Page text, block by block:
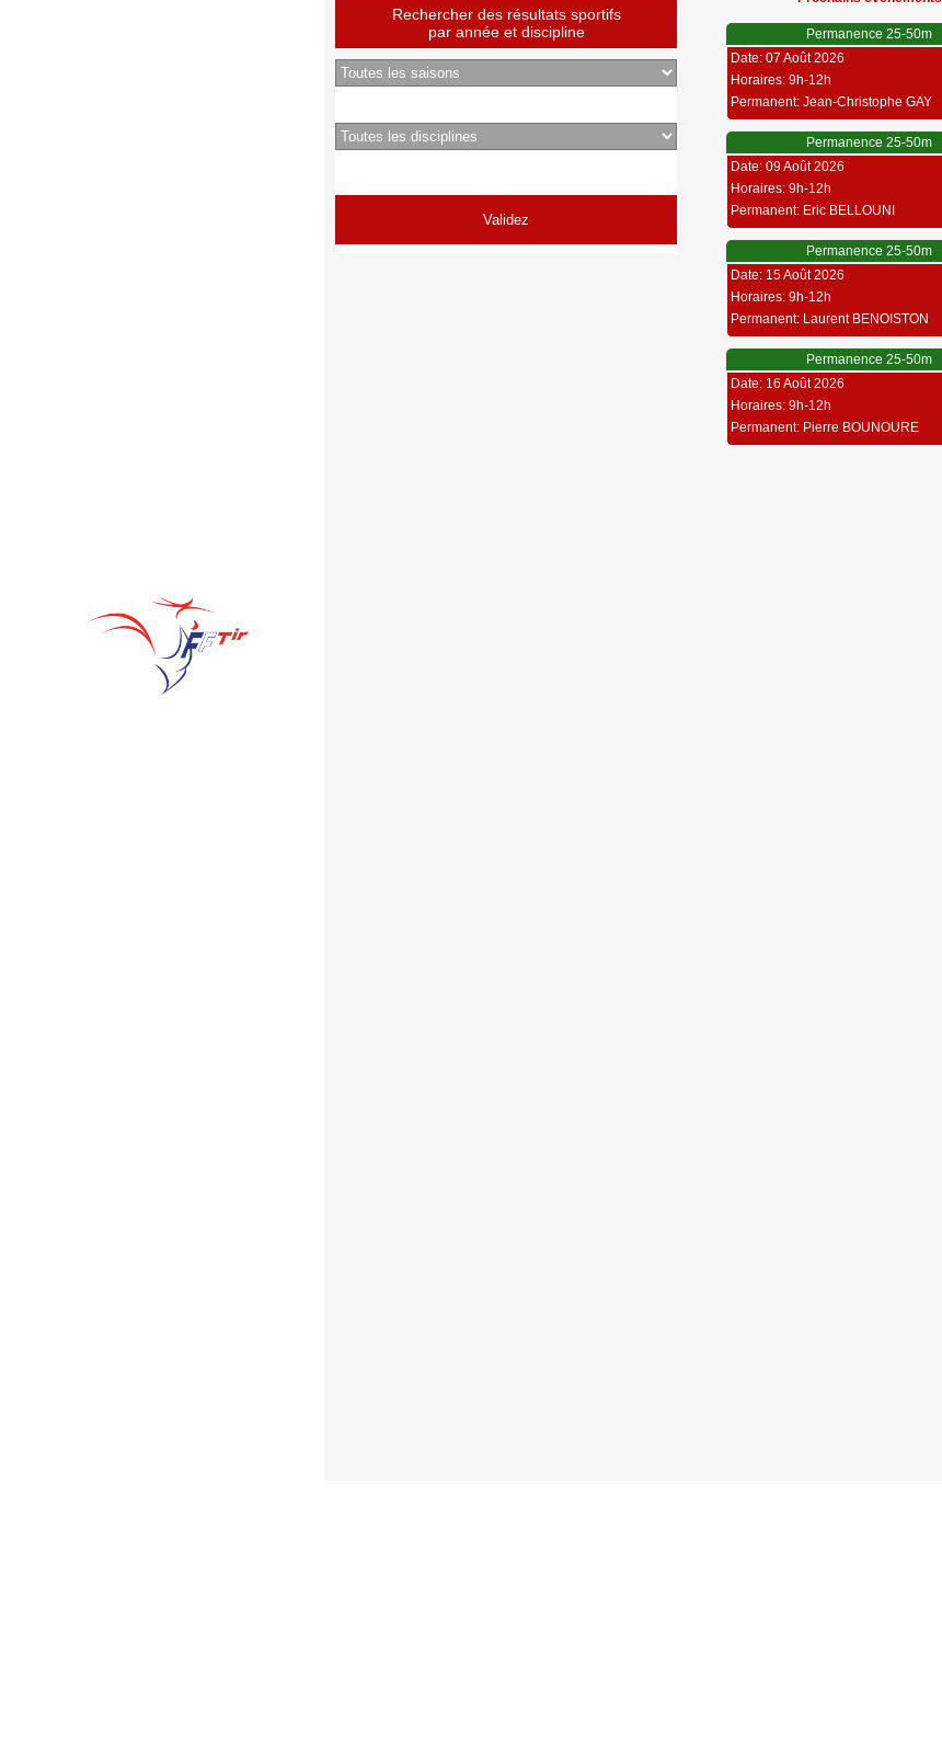
Rechercher des résultats sportifs
par année et discipline
Permanence 25-50m
Date: 07 Août 2026
Horaires: 9h-12h
Permanent: Jean-Christophe GAY
Permanence 25-50m
Date: 09 Août 2026
Horaires: 9h-12h
Permanent: Eric BELLOUNI
Permanence 25-50m
Date: 15 Août 2026
Horaires: 9h-12h
Permanent: Laurent BENOISTON
Permanence 25-50m
Date: 16 Août 2026
Horaires: 9h-12h
Permanent: Pierre BOUNOURE